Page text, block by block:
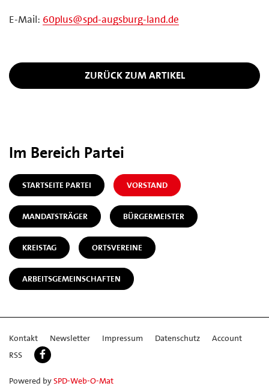
E-Mail: 60plus@spd-augsburg-land.de
ZURÜCK ZUM ARTIKEL
Im Bereich Partei
STARTSEITE PARTEI VORSTAND
MANDATSTRÄGER BÜRGERMEISTER
KREISTAG ORTSVEREINE
ARBEITSGEMEINSCHAFTEN
Kontakt Newsletter Impressum Datenschutz
Account
RSS
Powered bySPD-Web-O-Mat